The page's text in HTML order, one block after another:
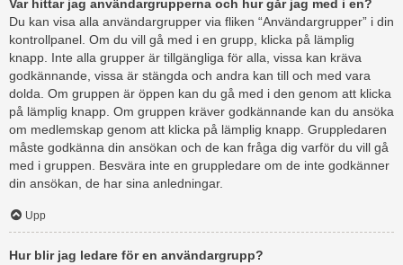
Var hittar jag användargrupperna och hur går jag med i en?
Du kan visa alla användargrupper via fliken “Användargrupper” i din
kontrollpanel. Om du vill gå med i en grupp, klicka på lämplig
knapp. Inte alla grupper är tillgängliga för alla, vissa kan kräva
godkännande, vissa är stängda och andra kan till och med vara
dolda. Om gruppen är öppen kan du gå med i den genom att klicka
på lämplig knapp. Om gruppen kräver godkännande kan du ansöka
om medlemskap genom att klicka på lämplig knapp. Gruppledaren
måste godkänna din ansökan och de kan fråga dig varför du vill gå
med i gruppen. Besvära inte en gruppledare om de inte godkänner
din ansökan, de har sina anledningar.
Upp
Hur blir jag ledare för en användargrupp?